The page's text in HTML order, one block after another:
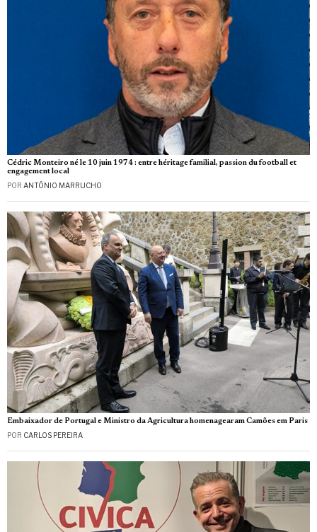
Cédric Monteiro né le 10 juin 1974 : entre héritage familial, passion du football et
engagement local
POR ANTÓNIO MARRUCHO
Embaixador de Portugal e Ministro da Agricultura homenagearam Camões em Paris
POR CARLOS PEREIRA